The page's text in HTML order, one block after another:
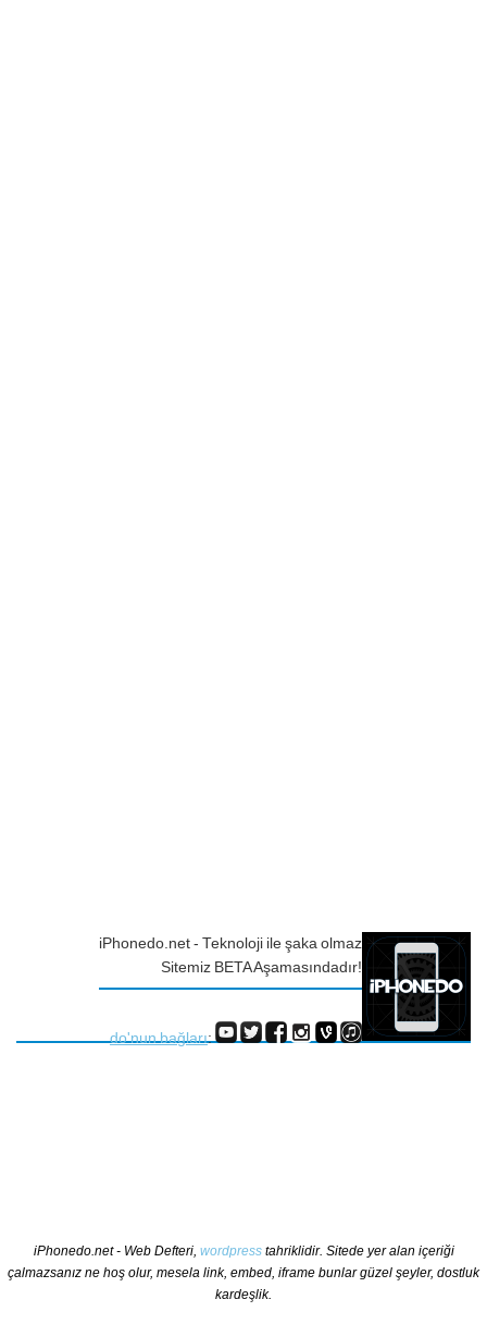
iPhonedo.net - Teknoloji ile şaka olmaz
Sitemiz BETA Aşamasındadır!
do'nun bağları:
iPhonedo.net - Web Defteri, wordpresstahriklidir. Sitede yer alan içeriği
çalmazsanız ne hoş olur, mesela link, embed, iframe bunlar güzel şeyler, dostluk
kardeşlik.